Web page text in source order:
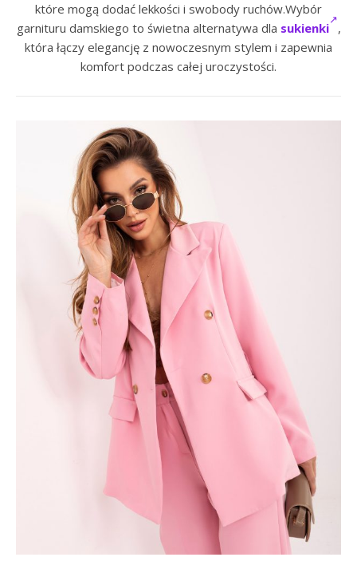
które mogą dodać lekkości i swobody ruchów.Wybór
garnituru damskiego to świetna alternatywa dla sukienki
,
która łączy elegancję z nowoczesnym stylem i zapewnia
komfort podczas całej uroczystości.